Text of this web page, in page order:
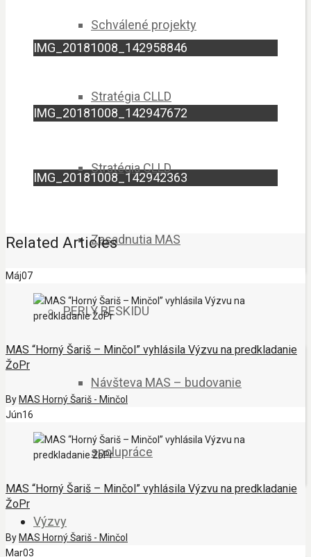
Schválené projekty
Stratégia CLLD
Stratégia CLLD
Zasadnutia MAS
PERLY BESKIDU
Návšteva MAS – budovanie
spolupráce
Výzvy
IMG_20181008_142958846
IMG_20181008_142947672
IMG_20181008_142942363
Related Articles
Máj07
MAS “Horný Šariš – Minčol” vyhlásila Výzvu na predkladanie
ŽoPr
By MAS Horný Šariš - Minčol
Jún16
MAS “Horný Šariš – Minčol” vyhlásila Výzvu na predkladanie
ŽoPr
By MAS Horný Šariš - Minčol
Mar03